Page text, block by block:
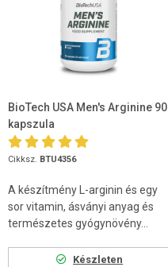
BioTech USA Men's Arginine 90
kapszula
Cikksz. BTU4356
A készítmény L-arginin és egy
sor vitamin, ásványi anyag és
természetes gyógynövény...
Készleten